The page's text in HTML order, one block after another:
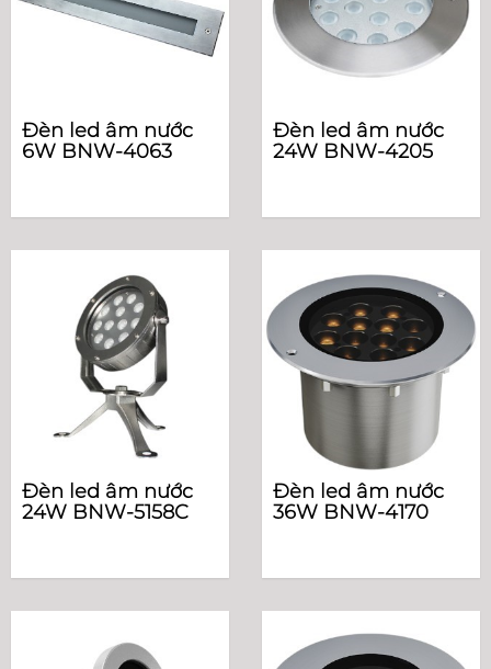
Đèn led âm nước
6W BNW-4063
Đèn led âm nước
24W BNW-4205
Đèn led âm nước
24W BNW-5158C
Đèn led âm nước
36W BNW-4170